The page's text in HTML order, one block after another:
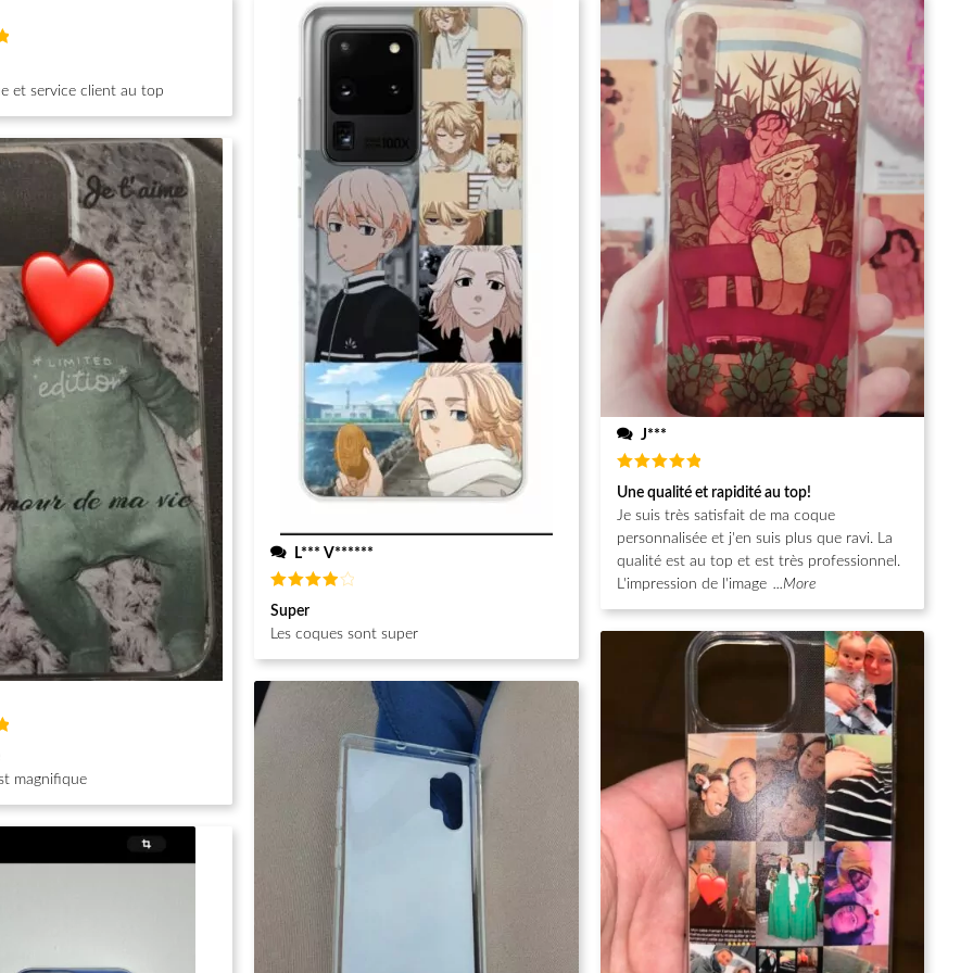
et service client au top
magnifique
L*** V******
Note
sur 5
Super
Les coques sont super
J***
Note
sur 5
Une qualité et rapidité au top!
Je suis très satisfait de ma coque
personnalisée et j'en suis plus que ravi. La
qualité est au top et est très professionnel.
L'impression de l'image ...More